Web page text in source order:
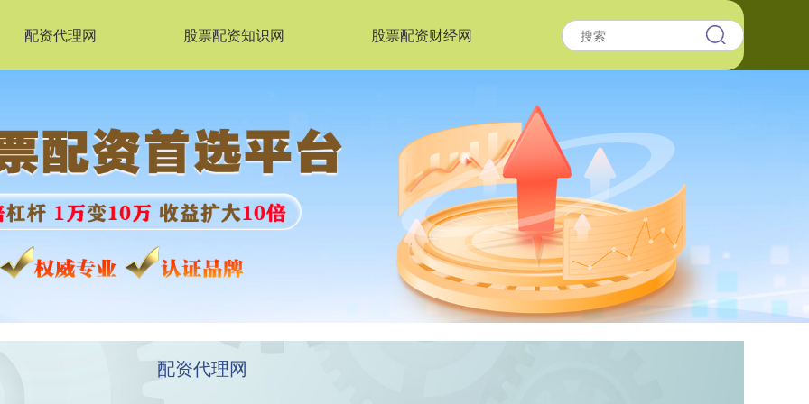
配资代理网 股票配资知识网 股票配资财经网
配资代理网